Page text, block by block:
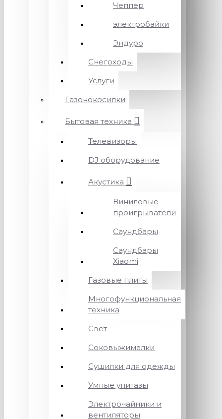
Чеппер
электробайки
Эндуро
Снегоходы
Услуги
Газонокосилки
Бытовая техника
Телевизоры
DJ оборудование
Акустика
Виниловые
проигрыватели
Саундбары
Саундбары
Xiaomi
Газовые плиты
Многофункциональная
техника
Свет
Соковыжималки
Сушилки для одежды
Умные унитазы
Электрочайники и
вентиляторы